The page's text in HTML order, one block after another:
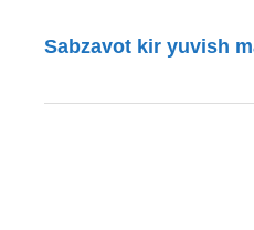
Sabzavot kir yuvish